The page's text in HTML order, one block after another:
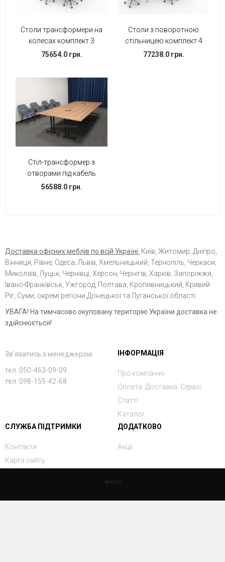
Столи трансформери на
колесах комплект 3
75654.0 грн.
Столи з поворотною
стільницею комплект 4
77238.0 грн.
Стіл-трансформер з
отворами під кабель
56588.0 грн.
Доставка офісних меблів по всій Україні: Київ, Житомир, Дніпро,
Вінниця, Рівне, Одеса, Львів, Хмельницький, Тернопіль, Черкаси,
Миколаїв, Луцьк, Чернівці, Херсон, Чернігів, Харків, Запоріжжя,
Івано-Франківськ, Ужгород, Полтава, Кропивницький, Кривий
Ріг, Суми, окремі регіони Донецької та Луганської області.
УВАГА! На тимчасово окуповану територію України доставка не
здійснюється!
Зв'язатись з менеджером:
тел. 050-463-09-09
тел. 098-155-42-68
ІНФОРМАЦІЯ
Про компанію
Оплата. Доставка. Сервіс
Статті
Каталог
СЛУЖБА ПІДТРИМКИ
Контакти
Карта сайту
ДОДАТКОВО
Акції
OpenCart